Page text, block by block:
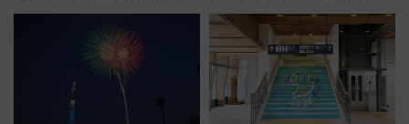
ツリー駅の規制まとめ 7/25開催
杯……工場直送生ビールや島グ
ルメが美味い